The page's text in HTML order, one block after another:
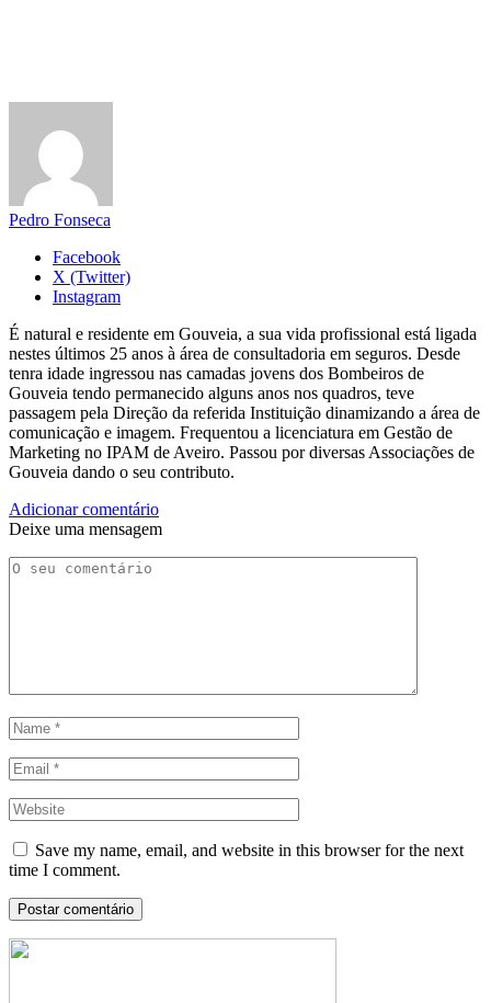
Pedro Fonseca
Facebook
X (Twitter)
Instagram
É natural e residente em Gouveia, a sua vida profissional está ligada
nestes últimos 25 anos à área de consultadoria em seguros. Desde
tenra idade ingressou nas camadas jovens dos Bombeiros de
Gouveia tendo permanecido alguns anos nos quadros, teve
passagem pela Direção da referida Instituição dinamizando a área de
comunicação e imagem. Frequentou a licenciatura em Gestão de
Marketing no IPAM de Aveiro. Passou por diversas Associações de
Gouveia dando o seu contributo.
Adicionar comentário
Deixe uma mensagem
Save my name, email, and website in this browser for the next
time I comment.